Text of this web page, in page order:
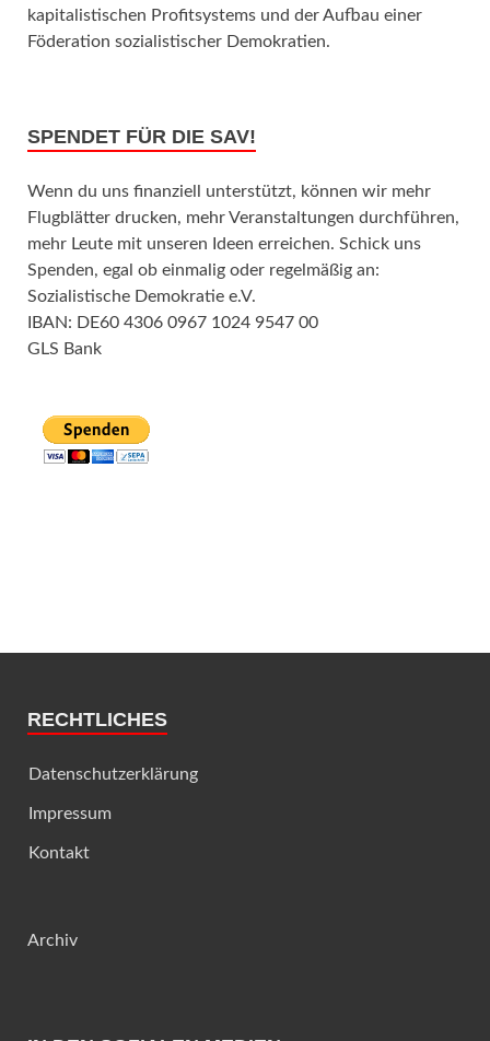
kapitalistischen Profitsystems und der Aufbau einer
Föderation sozialistischer Demokratien.
SPENDET FÜR DIE SAV!
Wenn du uns finanziell unterstützt, können wir mehr
Flugblätter drucken, mehr Veranstaltungen durchführen,
mehr Leute mit unseren Ideen erreichen. Schick uns
Spenden, egal ob einmalig oder regelmäßig an:
Sozialistische Demokratie e.V.
IBAN: DE60 4306 0967 1024 9547 00
GLS Bank
RECHTLICHES
Datenschutzerklärung
Impressum
Kontakt
Archiv